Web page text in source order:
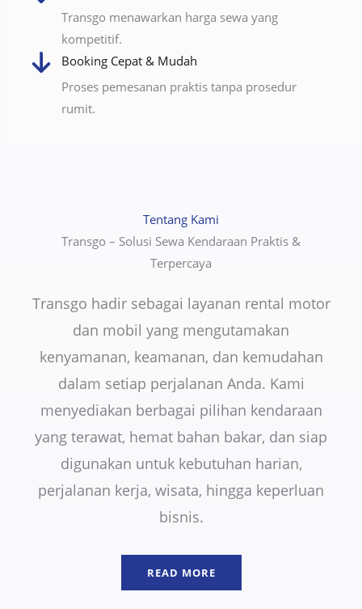
Transgo menawarkan harga sewa yang
kompetitif.
Booking Cepat & Mudah
Proses pemesanan praktis tanpa prosedur
rumit.
Tentang Kami
Transgo – Solusi Sewa Kendaraan Praktis &
Terpercaya
Transgo hadir sebagai layanan rental motor
dan mobil yang mengutamakan
kenyamanan, keamanan, dan kemudahan
dalam setiap perjalanan Anda. Kami
menyediakan berbagai pilihan kendaraan
yang terawat, hemat bahan bakar, dan siap
digunakan untuk kebutuhan harian,
perjalanan kerja, wisata, hingga keperluan
bisnis.
READ MORE